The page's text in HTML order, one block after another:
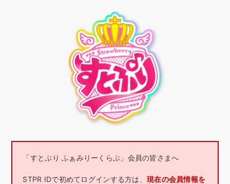
「すとぷり ふぁみりーくらぶ」会員の皆さまへ
STPR IDで初めてログインする方は、 現在の会員情報を